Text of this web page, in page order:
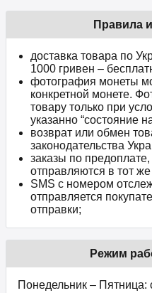
Правила
доставка товара по
1000 гривен –
фотография монеты
конкретной монете.
товару только при
указанно “состояние
возврат или обмен
законодательства
заказы по
отправляются в тот
SMS с номером
отправляется
отправки;
Режим
Понедельник – Пятница: